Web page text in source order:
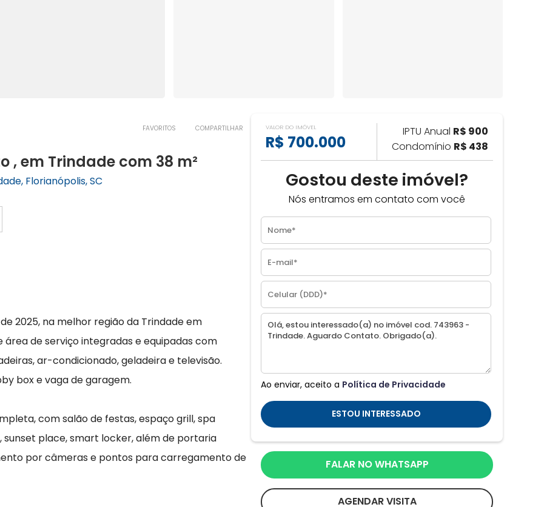
FAVORITOS COMPARTILHAR
, em Trindade com 38 m²
Florianópolis, SC
2025, na melhor região da Trindade em
área de serviço integradas e equipadas com
ar-condicionado, geladeira e televisão.
box e vaga de garagem.
com salão de festas, espaço grill, spa
place, smart locker, além de portaria
por câmeras e pontos para carregamento de
VALOR DO IMÓVEL
R$ 700.000
IPTU Anual R$ 900
Condomínio R$ 438
Gostou deste imóvel?
Nós entramos em contato com você
Ao enviar, aceito a Política de Privacidade
ESTOU INTERESSADO
FALAR NO WHATSAPP
AGENDAR VISITA